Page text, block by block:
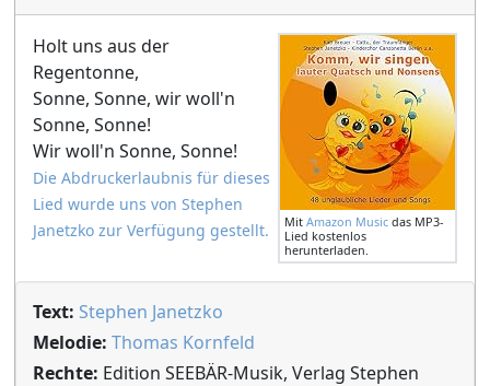
Mit Amazon Music das MP3-
Lied kostenlos
herunterladen.
Holt uns aus der
Regentonne,
Sonne, Sonne, wir woll'n
Sonne, Sonne!
Wir woll'n Sonne, Sonne!
Die Abdruckerlaubnis für dieses
Lied wurde uns von Stephen
Janetzko zur Verfügung gestellt.
Text: Stephen Janetzko
Melodie: Thomas Kornfeld
Rechte: Edition SEEBÄR-Musik, Verlag Stephen